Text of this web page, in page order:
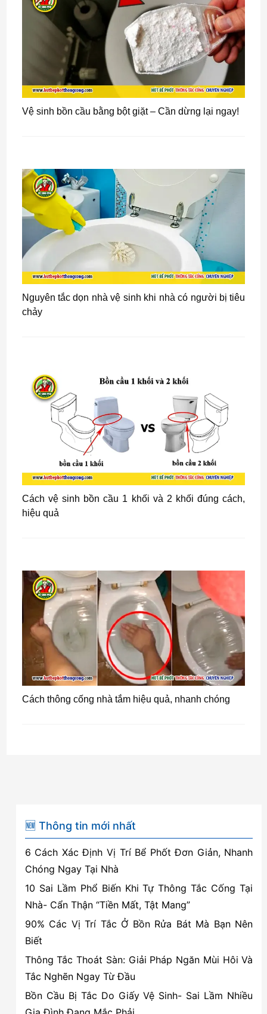
Vệ sinh bồn cầu bằng bột giặt – Cần dừng lại ngay!
Nguyên tắc dọn nhà vệ sinh khi nhà có người bị tiêu
chảy
Cách vệ sinh bồn cầu 1 khối và 2 khối đúng cách,
hiệu quả
Cách thông cống nhà tắm hiệu quả, nhanh chóng
🆕 Thông tin mới nhất
6 Cách Xác Định Vị Trí Bể Phốt Đơn Giản, Nhanh
Chóng Ngay Tại Nhà
10 Sai Lầm Phổ Biến Khi Tự Thông Tắc Cống Tại
Nhà- Cẩn Thận “Tiền Mất, Tật Mang”
90% Các Vị Trí Tắc Ở Bồn Rửa Bát Mà Bạn Nên
Biết
Thông Tắc Thoát Sàn: Giải Pháp Ngăn Mùi Hôi Và
Tắc Nghẽn Ngay Từ Đầu
Bồn Cầu Bị Tắc Do Giấy Vệ Sinh- Sai Lầm Nhiều